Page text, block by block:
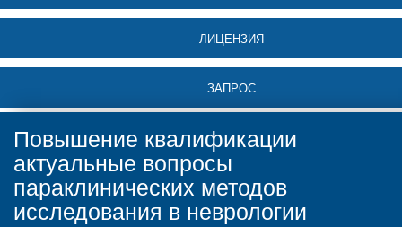
ЛИЦЕНЗИЯ
ЗАПРОС
Повышение квалификации
актуальные вопросы
параклинических методов
исследования в неврологии